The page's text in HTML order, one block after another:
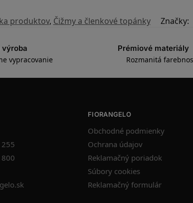
produktov, Čižmy a členkové topánky Značky:
výroba
vypracovanie
Prémiové materiály
Rozmanitá
FIORANGELO
Obchodné podmienky
Ochrana údajov
Reklamačný poriadok
Súbory cookies
Reklamačný formulár